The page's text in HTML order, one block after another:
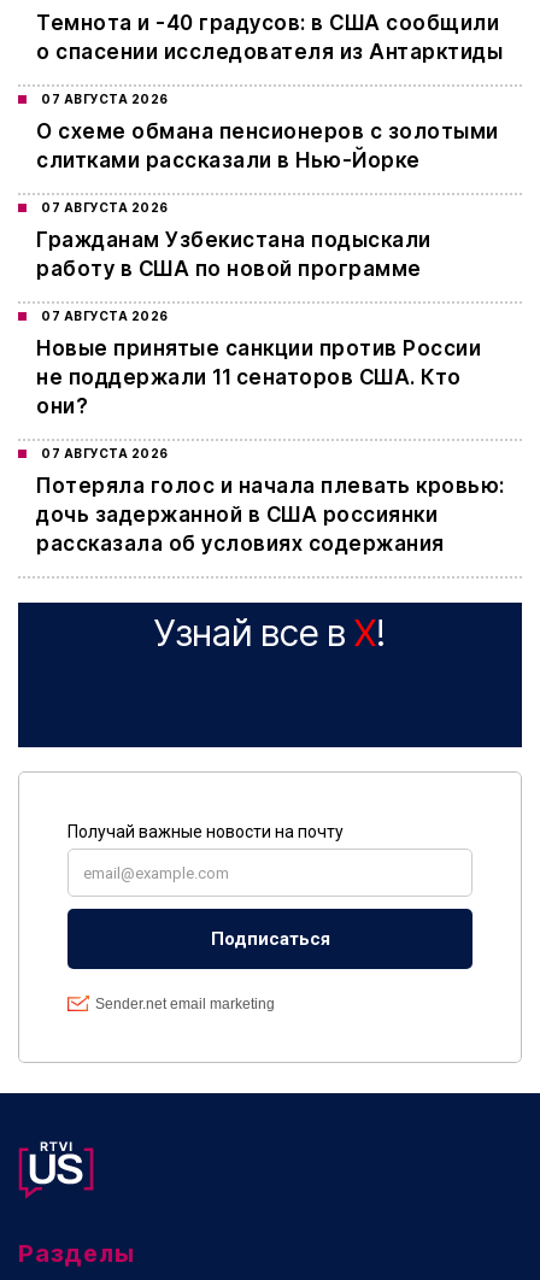
Темнота и -40 градусов: в США сообщили
о спасении исследователя из Антарктиды
07 АВГУСТА 2026
О схеме обмана пенсионеров с золотыми
слитками рассказали в Нью-Йорке
07 АВГУСТА 2026
Гражданам Узбекистана подыскали
работу в США по новой программе
07 АВГУСТА 2026
Новые принятые санкции против России
не поддержали 11 сенаторов США. Кто
они?
07 АВГУСТА 2026
Потеряла голос и начала плевать кровью:
дочь задержанной в США россиянки
рассказала об условиях содержания
Узнай все в X!
Разделы